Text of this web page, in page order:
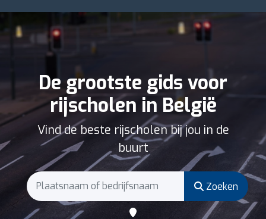
De grootste gids voor
rijscholen in België
Vind de beste rijscholen bij jou in de
buurt
Zoeken